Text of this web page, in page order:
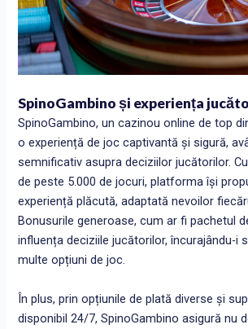
SpinoGambino și experiența
SpinoGambino, un cazinou online de top
o experiență de joc captivantă și sigură,
semnificativ asupra deciziilor jucătorilor.
de peste 5.000 de jocuri, platforma își
experiență plăcută, adaptată nevoilor
Bonusurile generoase, cum ar fi pachetul
influența deciziile jucătorilor, încurajându-i
multe opțiuni de joc.
În plus, prin opțiunile de plată diverse și
disponibil 24/7, SpinoGambino asigură nu